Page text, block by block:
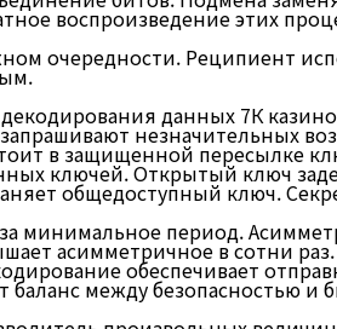
воспроизведение этих
очередности. Реципиент
данных 7К
незначительных
в защищенной пересылке
ключей. Открытый ключ
общедоступный ключ.
период.
асимметричное в сотни раз.
обеспечивает
между безопасностью и